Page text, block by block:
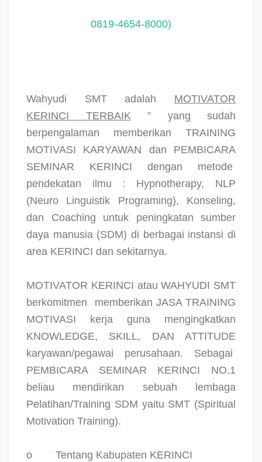
0819-4654-8000)
Wahyudi SMT adalah MOTIVATOR
KERINCI TERBAIK” yang sudah
berpengalaman memberikan TRAINING
MOTIVASI KARYAWAN dan PEMBICARA
SEMINAR KERINCI dengan metode
pendekatan ilmu : Hypnotherapy, NLP
(Neuro Linguistik Programing), Konseling,
dan Coaching untuk peningkatan sumber
daya manusia (SDM) di berbagai instansi di
area KERINCI dan sekitarnya.
MOTIVATOR KERINCI atau WAHYUDI SMT
berkomitmen
memberikan JASA TRAINING
MOTIVASI kerja guna mengingkatkan
KNOWLEDGE, SKILL, DAN ATTITUDE
karyawan/pegawai perusahaan. Sebagai
PEMBICARA SEMINAR KERINCI NO.1
beliau mendirikan sebuah lembaga
Pelatihan/Training SDM yaitu SMT (Spiritual
Motivation Training).
o Tentang Kabupaten KERINCI